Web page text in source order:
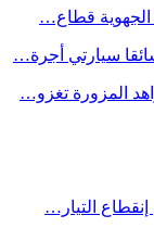
الجهوية قطاع…
سيارتي أجرة…
المزورة تغزو…
التيار…